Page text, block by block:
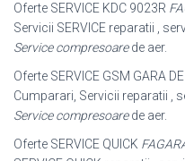
Oferte SERVICE KDC 9023R
Servicii SERVICE reparatii ,
Service compresoarede aer.
Oferte SERVICE GSM GARA
Cumparari, Servicii reparatii ,
Service compresoarede aer.
Oferte SERVICE QUICK